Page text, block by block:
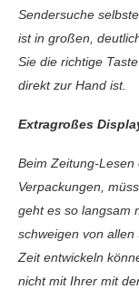
Sendersuche
ist in großen,
Sie die richtige
direkt zur Hand ist.
Extragroßes
Beim Zeitung-
Verpackungen,
geht es so langsam
schweigen von
Zeit entwickeln
nicht mit Ihrer mit